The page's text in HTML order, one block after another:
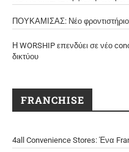
ΠΟΥΚΑΜΙΣΑΣ: Νέο φροντιστήριο
Η WORSHIP επενδύει σε νέο
δικτύου
FRANCHISE
4all Convenience Stores: Ένα